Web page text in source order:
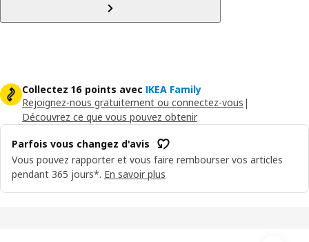
Collectez 16 points avec IKEA Family
Rejoignez-nous gratuitement ou connectez-vous |
Découvrez ce que vous pouvez obtenir
Parfois vous changez d'avis
Vous pouvez rapporter et vous faire rembourser vos articles
pendant 365 jours*. En savoir plus